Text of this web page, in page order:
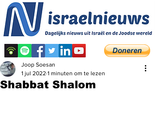
Shabbat Shalom
Joop Soesan
1 jul 2022 1 minuten om te lezen